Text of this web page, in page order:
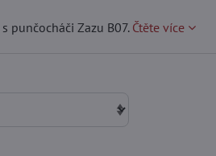
punčocháči Zazu B07. Čtěte více